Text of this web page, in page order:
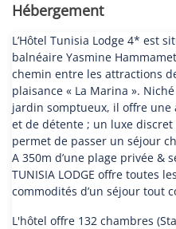
Hébergement
L’Hôtel Tunisia Lodge 4* est
balnéaire Yasmine
chemin entre les attractions
plaisance « La Marina ».
jardin somptueux, il offre
et de détente ; un luxe discret
permet de passer un séjour
A 350m d’une plage privée &
TUNISIA LODGE offre toutes les
commodités d’un séjour tout
L'hôtel offre 132 chambres